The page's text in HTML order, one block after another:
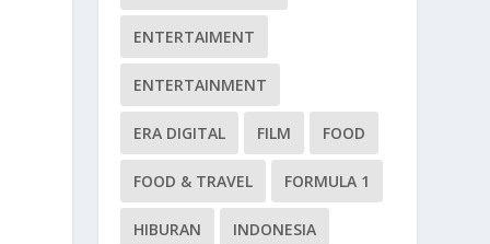
ENTERTAIMENT
ENTERTAINMENT
ERA DIGITAL FILM FOOD
FOOD & TRAVEL FORMULA 1
HIBURAN INDONESIA